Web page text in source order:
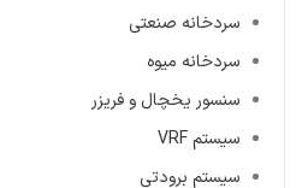
سردخانه صنعتی
سردخانه میوه
سنسور یخچال و فریزر
سیستم VRF
سیستم برودتی